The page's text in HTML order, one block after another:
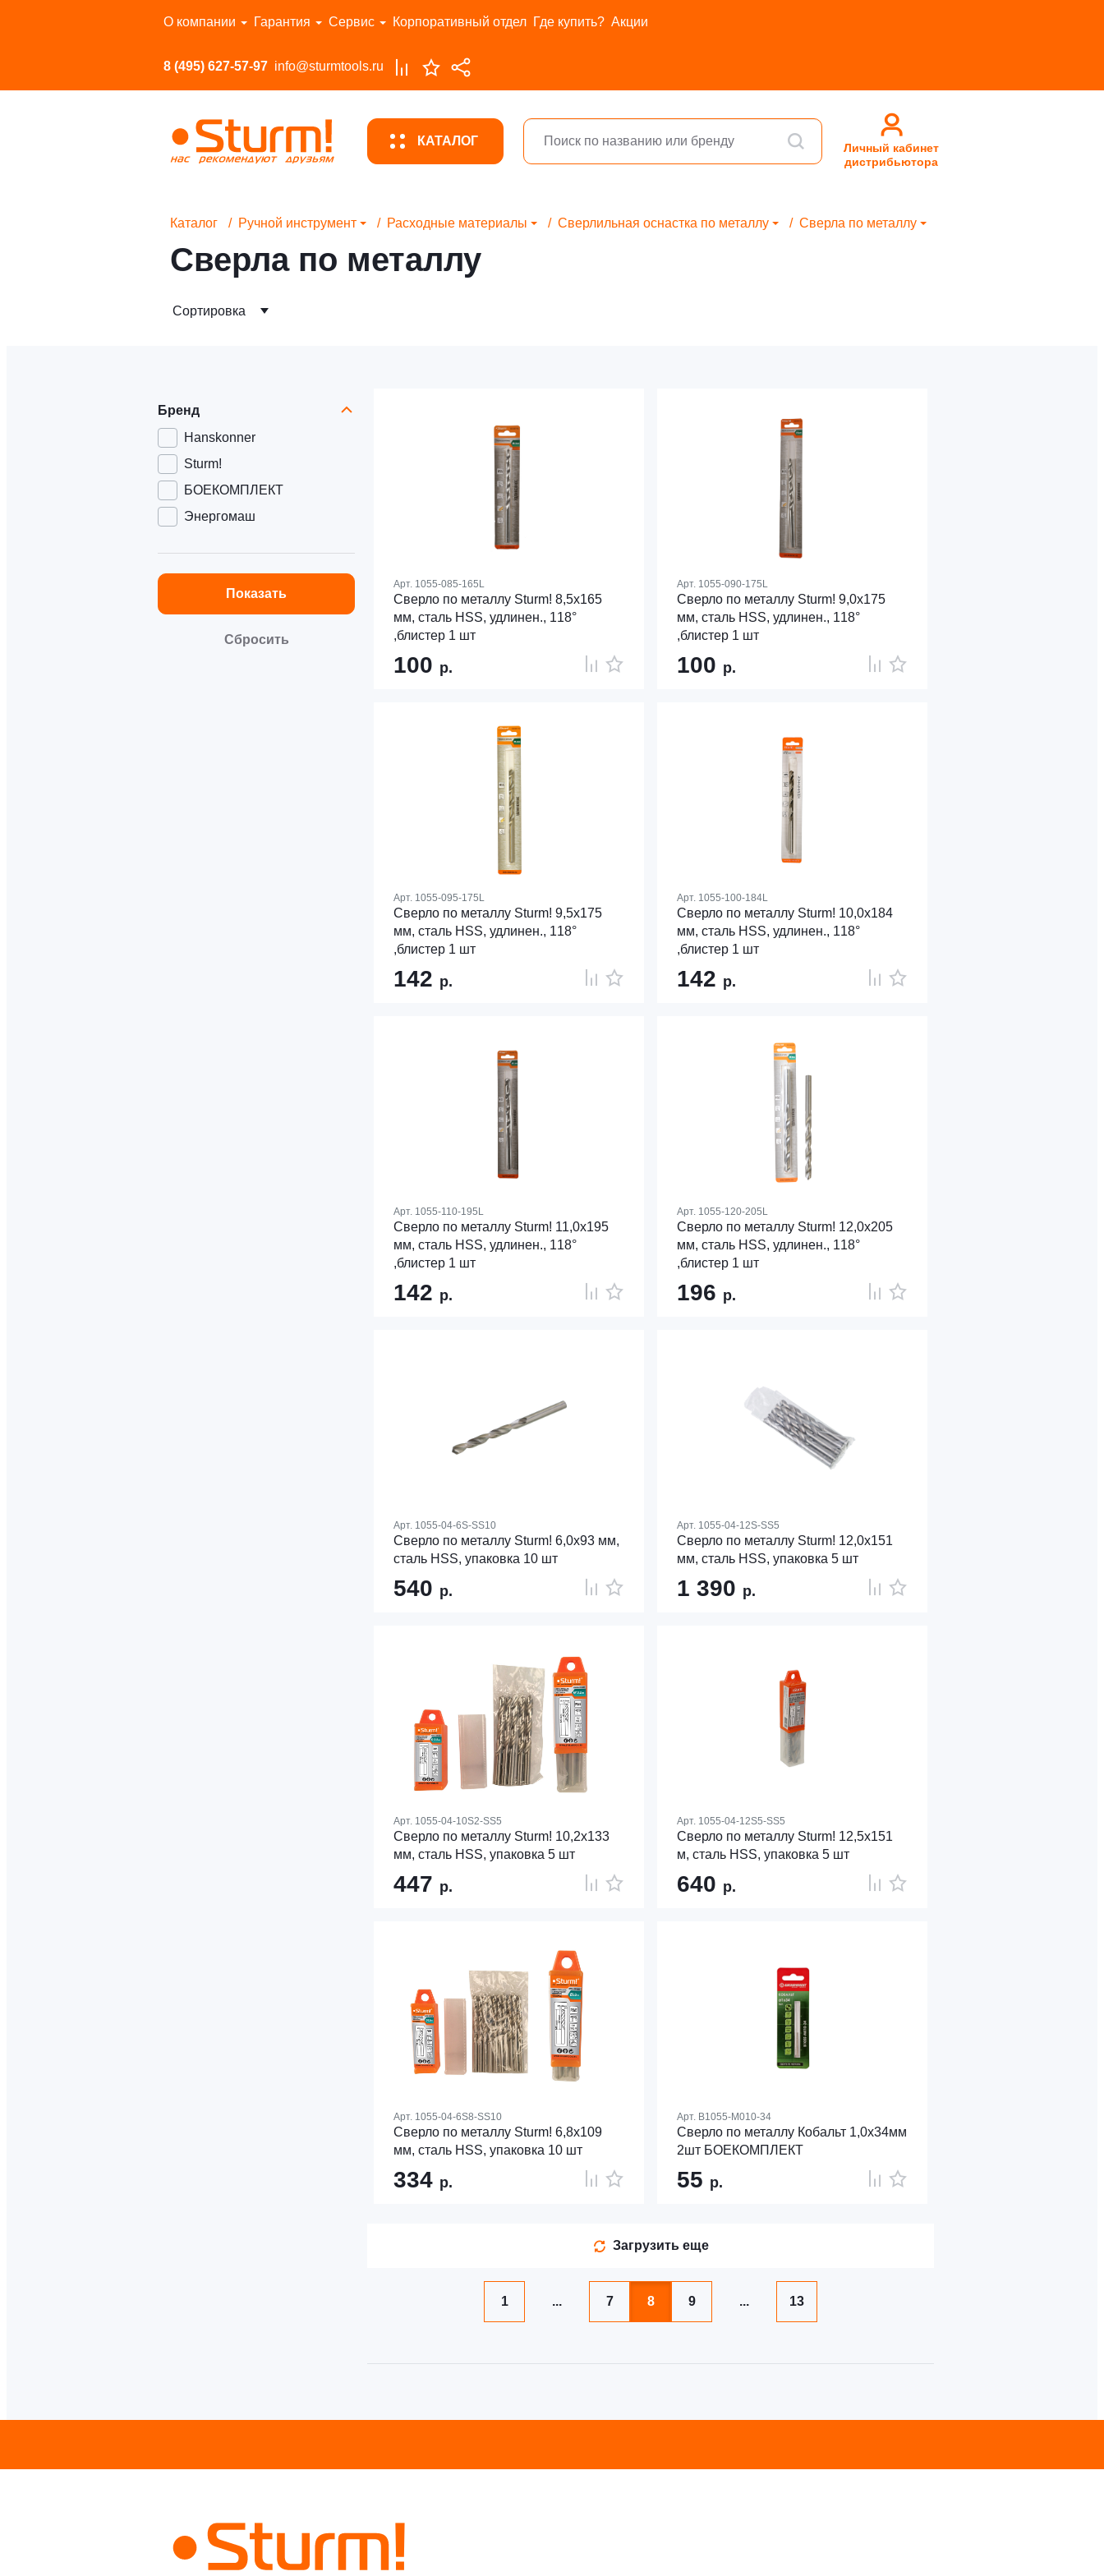
О компании Гарантия Сервис Корпоративный отдел Где купить? Акции
8 (495) 627-57-97 info@sturmtools.ru
КАТАЛОГ
Личный кабинет
дистрибьютора
Перейти в каталог
Каталог Ручной инструмент Расходные материалы Сверлильная оснастка по металлу Сверла по металлу
Сверла по металлу
Сортировка
Бренд
Hanskonner
Sturm!
БОЕКОМПЛЕКТ
Энергомаш
Показать
Сбросить
Арт. 1055-085-165L
Сверло по металлу Sturm! 8,5х165
мм, сталь HSS, удлинен., 118°
,блистер 1 шт
100 р.
Арт. 1055-090-175L
Сверло по металлу Sturm! 9,0х175
мм, сталь HSS, удлинен., 118°
,блистер 1 шт
100 р.
Арт. 1055-095-175L
Сверло по металлу Sturm! 9,5х175
мм, сталь HSS, удлинен., 118°
,блистер 1 шт
142 р.
Арт. 1055-100-184L
Сверло по металлу Sturm! 10,0х184
мм, сталь HSS, удлинен., 118°
,блистер 1 шт
142 р.
Арт. 1055-110-195L
Сверло по металлу Sturm! 11,0х195
мм, сталь HSS, удлинен., 118°
,блистер 1 шт
142 р.
Арт. 1055-120-205L
Сверло по металлу Sturm! 12,0х205
мм, сталь HSS, удлинен., 118°
,блистер 1 шт
196 р.
Арт. 1055-04-6S-SS10
Сверло по металлу Sturm! 6,0х93 мм,
сталь HSS, упаковка 10 шт
540 р.
Арт. 1055-04-12S-SS5
Сверло по металлу Sturm! 12,0х151
мм, сталь HSS, упаковка 5 шт
1 390 р.
Арт. 1055-04-10S2-SS5
Сверло по металлу Sturm! 10,2х133
мм, сталь HSS, упаковка 5 шт
447 р.
Арт. 1055-04-12S5-SS5
Сверло по металлу Sturm! 12,5х151
м, сталь HSS, упаковка 5 шт
640 р.
Арт. 1055-04-6S8-SS10
Сверло по металлу Sturm! 6,8х109
мм, сталь HSS, упаковка 10 шт
334 р.
Арт. B1055-M010-34
Сверло по металлу Кобальт 1,0х34мм
2шт БОЕКОМПЛЕКТ
55 р.
Загрузить еще
1 ... 7 8 9 ... 13